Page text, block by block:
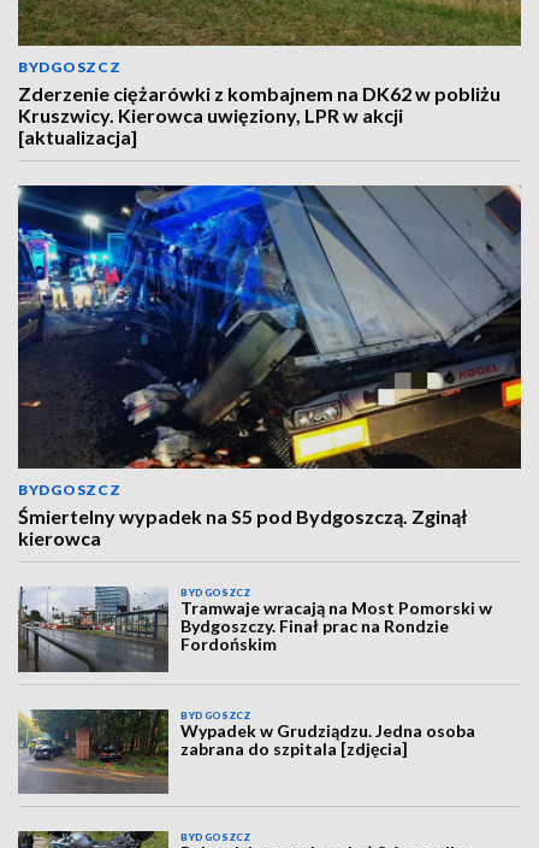
BYDGOSZCZ
Zderzenie ciężarówki z kombajnem na DK62 w pobliżu
Kruszwicy. Kierowca uwięziony, LPR w akcji
[aktualizacja]
BYDGOSZCZ
Śmiertelny wypadek na S5 pod Bydgoszczą. Zginął
kierowca
BYDGOSZCZ
Tramwaje wracają na Most Pomorski w
Bydgoszczy. Finał prac na Rondzie
Fordońskim
BYDGOSZCZ
Wypadek w Grudziądzu. Jedna osoba
zabrana do szpitala [zdjęcia]
BYDGOSZCZ